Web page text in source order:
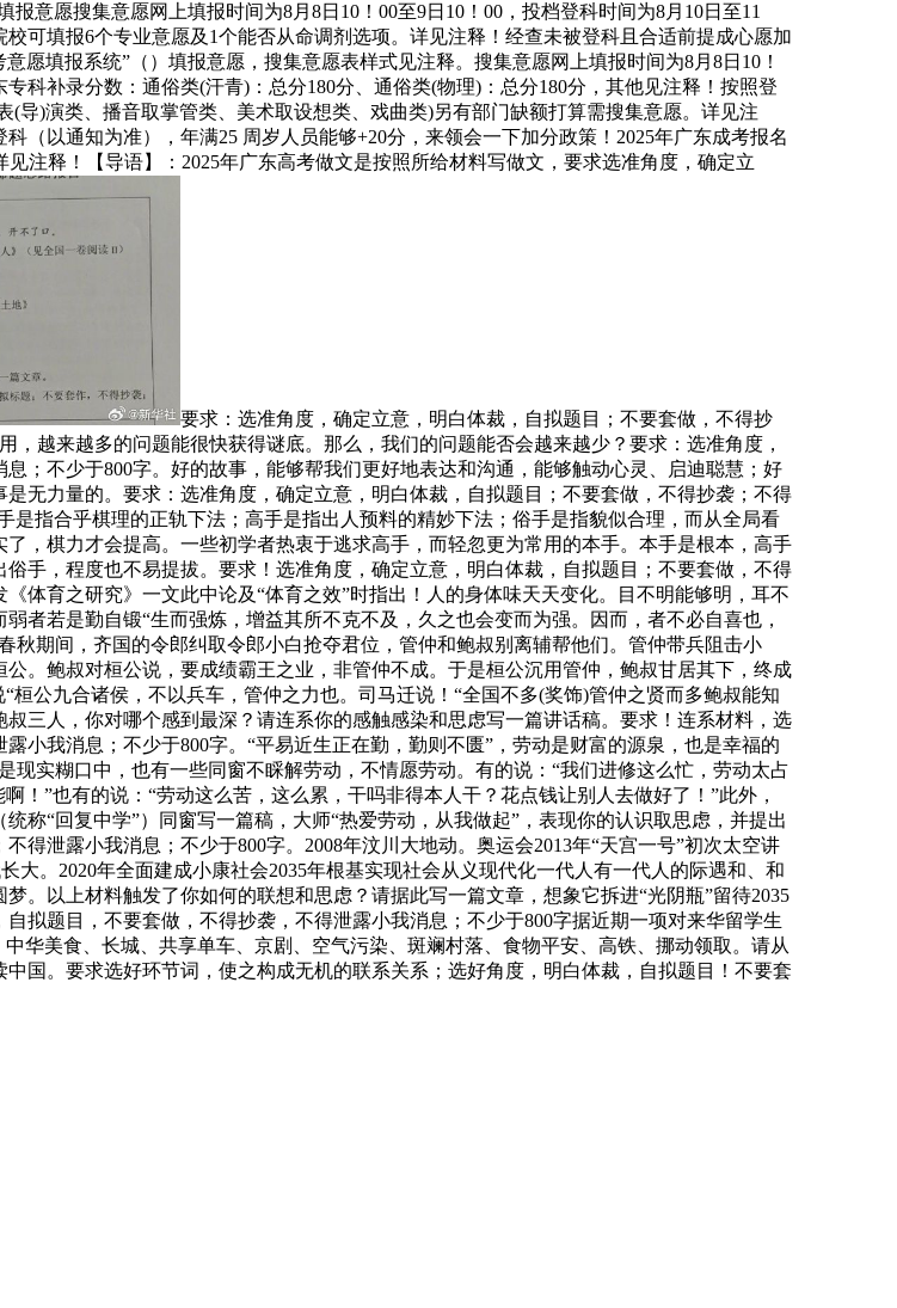
意愿搜集意愿网上填报时间为8月8日10！00至9日10！00，投档登科时间为8月10日至11
可填报6个专业意愿及1个能否从命调剂选项。详见注释！经查未被登科且合适前提成心愿加
愿填报系统”（）填报意愿，搜集意愿表样式见注释。搜集意愿网上填报时间为8月8日10！
科补录分数：通俗类(汗青)：总分180分、通俗类(物理)：总分180分，其他见注释！按照登
导)演类、播音取掌管类、美术取设想类、戏曲类)另有部门缺额打算需搜集意愿。详见注
（以通知为准），年满25 周岁人员能够+20分，来领会一下加分政策！2025年广东成考报名
注释！【导语】：2025年广东高考做文是按照所给材料写做文，要求选准角度，确定立
要求：选准角度，确定立意，明白体裁，自拟题目；不要套做，不得抄
越来越多的问题能很快获得谜底。那么，我们的问题能否会越来越少？要求：选准角度，
；不少于800字。好的故事，能够帮我们更好地表达和沟通，能够触动心灵、启迪聪慧；好
无力量的。要求：选准角度，确定立意，明白体裁，自拟题目；不要套做，不得抄袭；不得
是指合乎棋理的正轨下法；高手是指出人预料的精妙下法；俗手是指貌似合理，而从全局看
，棋力才会提高。一些初学者热衷于逃求高手，而轻忽更为常用的本手。本手是根本，高手
手，程度也不易提拔。要求！选准角度，确定立意，明白体裁，自拟题目；不要套做，不得
体育之研究》一文此中论及“体育之效”时指出！人的身体味天天变化。目不明能够明，耳不
者若是勤自锻“生而强炼，增益其所不克不及，久之也会变而为强。因而，者不必自喜也，
期间，齐国的令郎纠取令郎小白抢夺君位，管仲和鲍叔别离辅帮他们。管仲带兵阻击小
。鲍叔对桓公说，要成绩霸王之业，非管仲不成。于是桓公沉用管仲，鲍叔甘居其下，终成
公九合诸侯，不以兵车，管仲之力也。司马迁说！“全国不多(奖饰)管仲之贤而多鲍叔能知
三人，你对哪个感到最深？请连系你的感触感染和思虑写一篇讲话稿。要求！连系材料，选
小我消息；不少于800字。“平易近生正在勤，勤则不匮”，劳动是财富的源泉，也是幸福的
实糊口中，也有一些同窗不睬解劳动，不情愿劳动。有的说：“我们进修这么忙，劳动太占
！”也有的说：“劳动这么苦，这么累，干吗非得本人干？花点钱让别人去做好了！”此外，
称“回复中学”）同窗写一篇稿，大师“热爱劳动，从我做起”，表现你的认识取思虑，并提出
得泄露小我消息；不少于800字。2008年汶川大地动。奥运会2013年“天宫一号”初次太空讲
大。2020年全面建成小康社会2035年根基实现社会从义现代化一代人有一代人的际遇和、和
。以上材料触发了你如何的联想和思虑？请据此写一篇文章，想象它拆进“光阴瓶”留待2035
拟题目，不要套做，不得抄袭，不得泄露小我消息；不少于800字据近期一项对来华留学生
华美食、长城、共享单车、京剧、空气污染、斑斓村落、食物平安、高铁、挪动领取。请从
国。要求选好环节词，使之构成无机的联系关系；选好角度，明白体裁，自拟题目！不要套